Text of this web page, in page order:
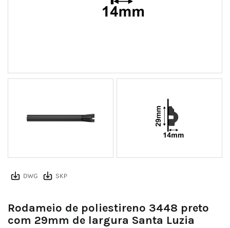
Rodameio de poliestireno 3448 preto
com 29mm de largura Santa Luzia